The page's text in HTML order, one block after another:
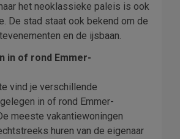
het neoklassieke paleis is ook
De stad staat ook bekend om de
en de ijsbaan.
in of rond Emmer-
vind je verschillende
in of rond Emmer-
meeste vakantiewoningen
huren van de eigenaar